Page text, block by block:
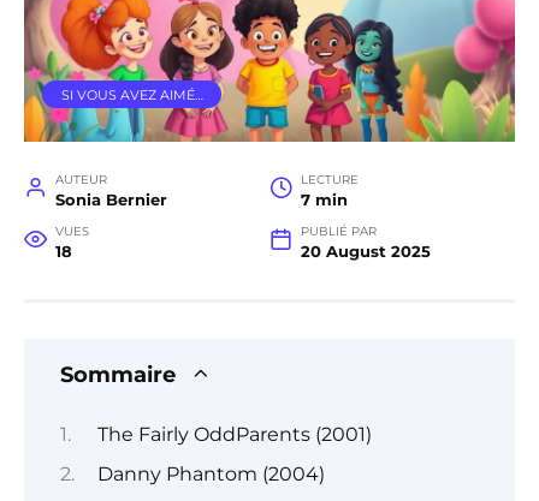
SI VOUS AVEZ AIMÉ…
AUTEUR
Sonia Bernier
LECTURE
7 min
VUES
18
PUBLIÉ PAR
20 August 2025
Sommaire
The Fairly OddParents (2001)
Danny Phantom (2004)